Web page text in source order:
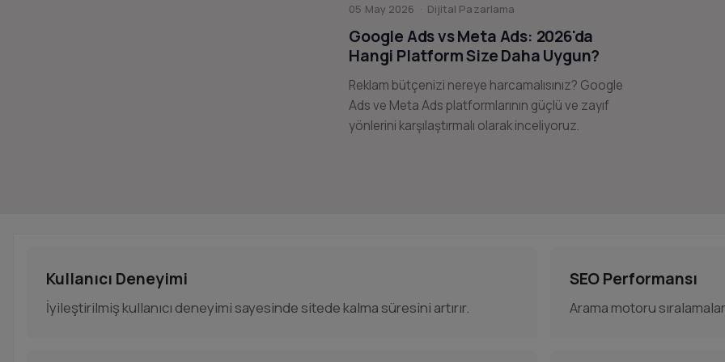
05 May 2026 · Dijital Pazarlama
Google Ads vs Meta Ads: 2026'da
Hangi Platform Size Daha Uygun?
Reklam bütçenizi nereye harcamalısınız? Google
Ads ve Meta Ads platformlarının güçlü ve zayıf
yönlerini karşılaştırmalı olarak inceliyoruz.
Kullanıcı Deneyimi
İyileştirilmiş kullanıcı deneyimi sayesinde sitede kalma süresini artırır.
SEO Performansı
Arama motoru